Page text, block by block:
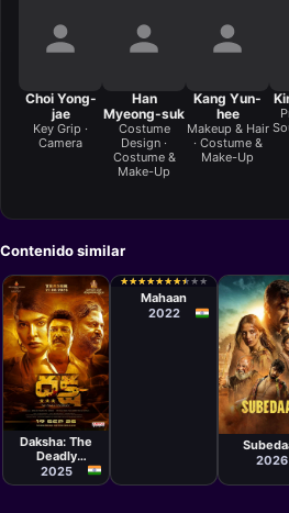
Choi Yong-
jae
Key Grip ·
Camera
Han
Myeong-suk
Costume
Design ·
Costume &
Make-Up
Kang Yun-
hee
Makeup & Hair
· Costume &
Make-Up
Contenido similar
Película
Vamsee
Krishna Malla
Daksha: The
Deadly
Conspiracy
2025
★
★★
★★
★★
★★
★★
★★
★★
★ ★
★ ★
★
Karthik
Subbaraj
Mahaan
2022
Película
Suresh
2026